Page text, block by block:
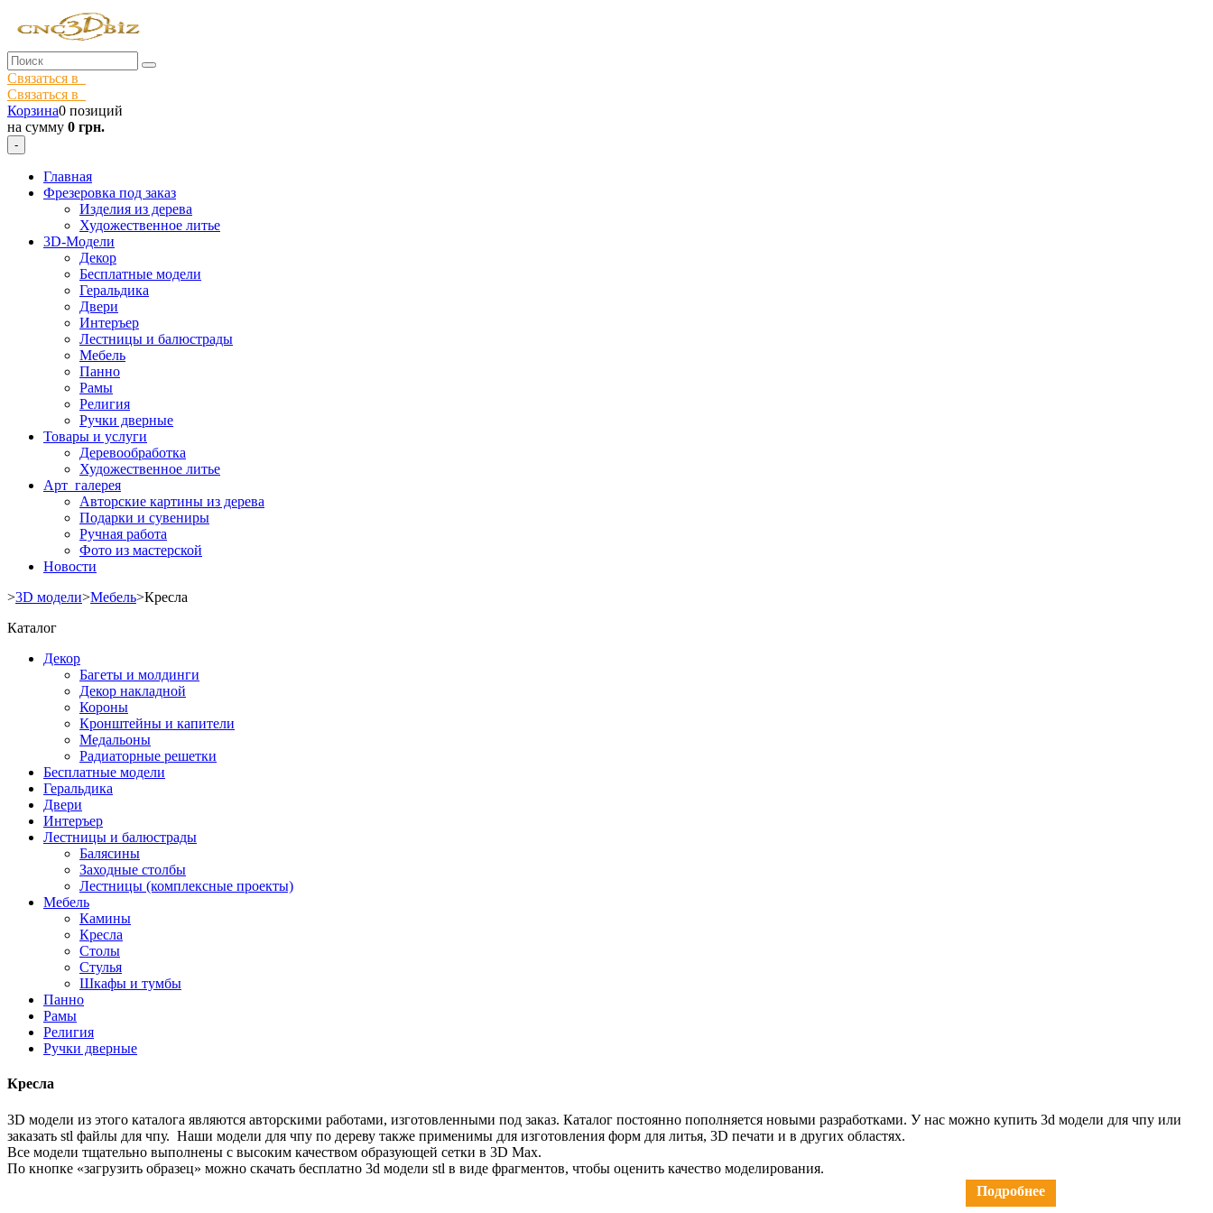
Связаться в
Связаться в
Корзина0 позиций
на сумму 0 грн.
-
Главная
Фрезеровка под заказ
Изделия из дерева
Художественное литье
3D-Модели
Декор
Бесплатные модели
Геральдика
Двери
Интеръер
Лестницы и балюстрады
Мебель
Панно
Рамы
Религия
Ручки дверные
Товары и услуги
Деревообработка
Художественное литье
Арт галерея
Авторские картины из дерева
Подарки и сувениры
Ручная работа
Фото из мастерской
Новости
>3D модели>Мебель>Кресла
Каталог
Декор
Багеты и молдинги
Декор накладной
Короны
Кронштейны и капители
Медальоны
Радиаторные решетки
Бесплатные модели
Геральдика
Двери
Интеръер
Лестницы и балюстрады
Балясины
Заходные столбы
Лестницы (комплексные проекты)
Мебель
Камины
Кресла
Столы
Стулья
Шкафы и тумбы
Панно
Рамы
Религия
Ручки дверные
Кресла
3D модели из этого каталога являются авторскими работами, изготовленными под заказ. Каталог постоянно пополняется новыми разработками. У нас можно купить 3d модели для чпу или
заказать stl файлы для чпу. Наши модели для чпу по дереву также применимы для изготовления форм для литья, 3D печати и в других областях.
Все модели тщательно выполнены с высоким качеством образующей сетки в 3D Max.
По кнопке «загрузить образец» можно скачать бесплатно 3d модели stl в виде фрагментов, чтобы оценить качество моделирования.
Если вы не нашли в нашем каталоге того что вы искали – закажите моделирование вашего изделия. Для этого отправьте по почте или в Viber техническое задание, чертеж или эскиз с
Подробнее